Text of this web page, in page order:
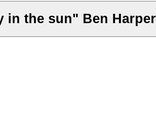
in the sun" Ben Harper